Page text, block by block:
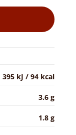
395 kJ / 94 kcal
3.6 g
1.8 g